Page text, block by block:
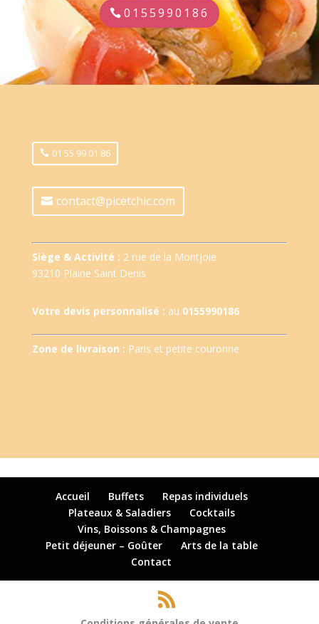
0155990186
01 55 99 01 86
contact@picetchic.com
Siège & Activité : 2 rue de la Montjoie
93210 Plaine Saint Denis
Votre devis personnalisé : au 0155990186
Zone de livraison : Paris et petite couronne
Accueil Buffets
Repas individuels
Plateaux & Saladiers
Cocktails
Vins, Boissons & Champagnes
Petit déjeuner – Goûter
Arts de la table
Contact